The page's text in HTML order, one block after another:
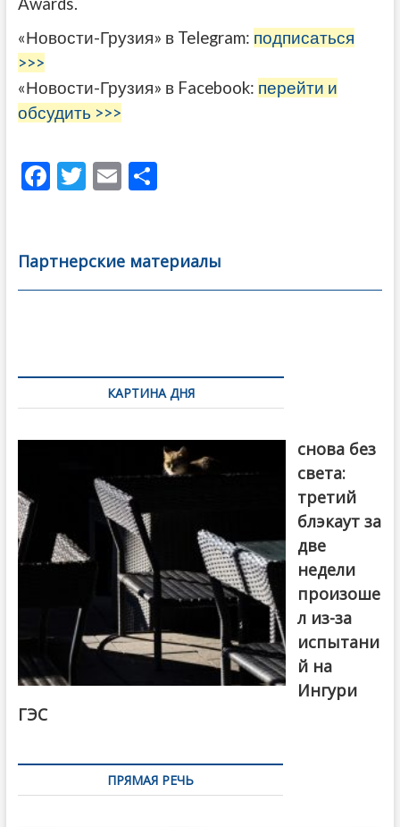
Awards.
«Новости-Грузия» в Telegram: подписаться
>>>
«Новости-Грузия» в Facebook: перейти и
обсудить >>>
F
b
o
T
er
E
l
О
а
в
Партнерские материалы
по
записямКАРТИНА ДНЯ
снова без
света:
третий
блэкаут за
две
недели
произоше
л из-за
испытани
й на
Ингури
ГЭС
ПРЯМАЯ РЕЧЬ